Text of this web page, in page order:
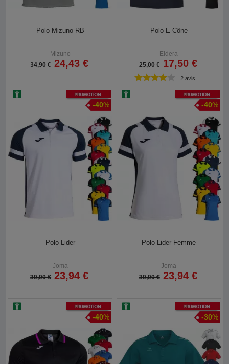
Polo Mizuno RB
Mizuno
34,90 € 24,43 €
Polo E-Cône
Eldera
25,00 € 17,50 €
2 avis
Promotion
-40%
Polo Lider
Joma
39,90 € 23,94 €
Promotion
-40%
Polo Lider Femme
Joma
39,90 € 23,94 €
Promotion
-40%
Promotion
-30%